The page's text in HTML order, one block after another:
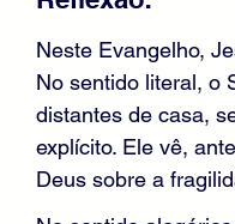
Neste Evangelho,
No sentido literal, o
distantes de casa,
explícito. Ele vê,
Deus sobre a